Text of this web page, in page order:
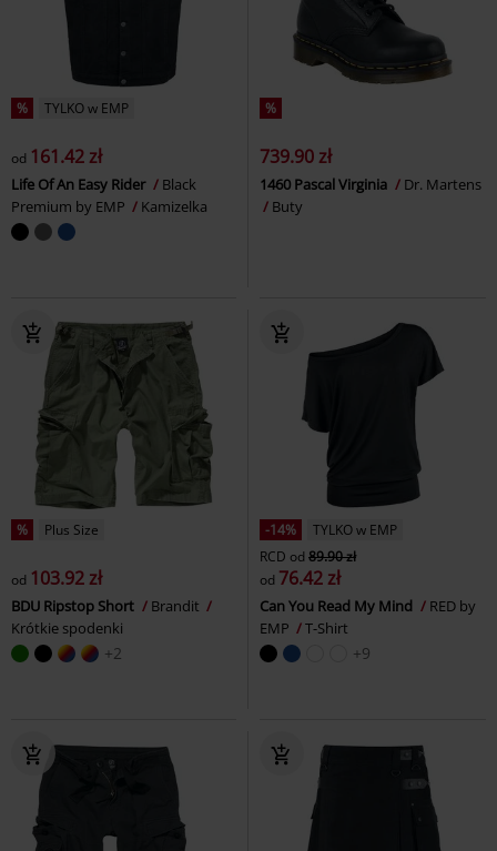
% TYLKO w EMP
od 161.42 zł
Life Of An Easy Rider
Black
Premium by EMP
Kamizelka
%
739.90 zł
1460 Pascal Virginia
Dr. Martens
Buty
% Plus Size
od 103.92 zł
BDU Ripstop Short
Brandit
Krótkie spodenki
+2
-14%
TYLKO w EMP
RCD od 89.90 zł
od 76.42 zł
Can You Read My Mind
RED by
EMP
T-Shirt
+9